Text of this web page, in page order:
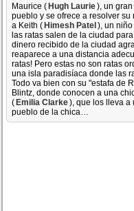
Maurice (Hugh Laurie), un
pueblo y se ofrece a resolver
a Keith (Himesh Patel), un
las ratas salen de la ciudad
dinero recibido de la ciudad
reaparece a una distancia
ratas! Pero estas no son ratas
una isla paradisíaca donde las
Todo va bien con su "estafa de
Blintz, donde conocen a una
(Emilia Clarke), que los lleva a
pueblo de la chica…